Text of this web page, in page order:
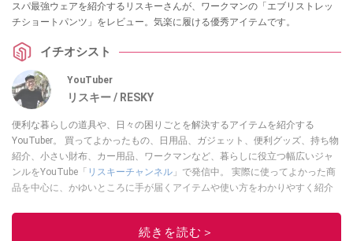
スパ最強ウェアを紹介するリスキーさんが、ワークマンの「エブリストレッ
チショートパンツ」をレビュー。気楽に履ける優秀アイテムです。
イチオシスト
YouTuber
リスキー / RESKY
便利な暮らしの道具や、日々の困りごとを解決するアイテムを紹介する
YouTuber。 買ってよかったもの、日用品、ガジェット、便利グッズ、持ち物
紹介、小さい財布、カー用品、ワークマンなど、暮らしに役立つ幅広いジャ
ンルをYouTube「 リスキーチャンネル 」で発信中。 実際に使ってよかった商
品を中心に、かゆいところに手が届くアイテムや使い方をわかりやすく紹介
このイチオシストの他の記事を読む
続きを読む＞